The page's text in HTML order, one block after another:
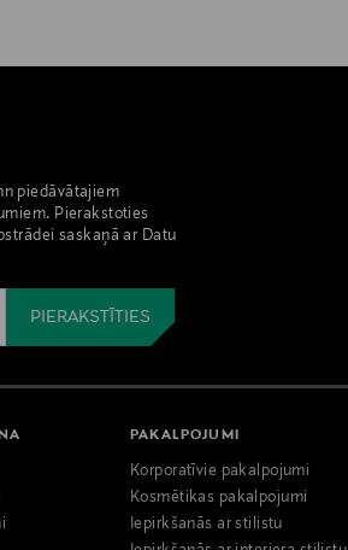
piedāvātajiem
Pierakstoties
saskaņā ar Datu
PAKALPOJUMI
Korporatīvie pakalpojumi
Kosmētikas pakalpojumi
Iepirkšanās ar stilistu